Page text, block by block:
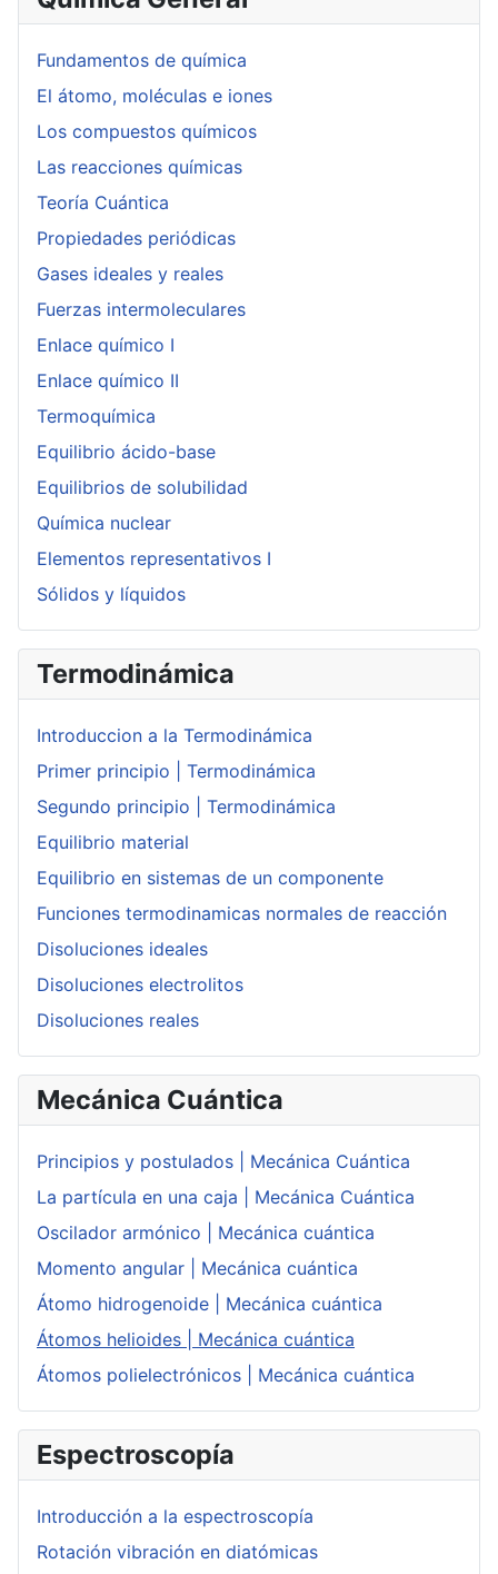
Fundamentos de química
El átomo, moléculas e iones
Los compuestos químicos
Las reacciones químicas
Teoría Cuántica
Propiedades periódicas
Gases ideales y reales
Fuerzas intermoleculares
Enlace químico I
Enlace químico II
Termoquímica
Equilibrio ácido-base
Equilibrios de solubilidad
Química nuclear
Elementos representativos I
Sólidos y líquidos
Termodinámica
Introduccion a la Termodinámica
Primer principio | Termodinámica
Segundo principio | Termodinámica
Equilibrio material
Equilibrio en sistemas de un componente
Funciones termodinamicas normales de reacción
Disoluciones ideales
Disoluciones electrolitos
Disoluciones reales
Mecánica Cuántica
Principios y postulados | Mecánica Cuántica
La partícula en una caja | Mecánica Cuántica
Oscilador armónico | Mecánica cuántica
Momento angular | Mecánica cuántica
Átomo hidrogenoide | Mecánica cuántica
Átomos helioides | Mecánica cuántica
Átomos polielectrónicos | Mecánica cuántica
Espectroscopía
Introducción a la espectroscopía
Rotación vibración en diatómicas